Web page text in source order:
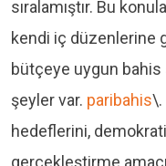
sıralamıştır. Bu
kendi iç düzenlerine
bütçeye uygun
şeyler var. paribahis\.
hedeflerini,
gerçekleştirme